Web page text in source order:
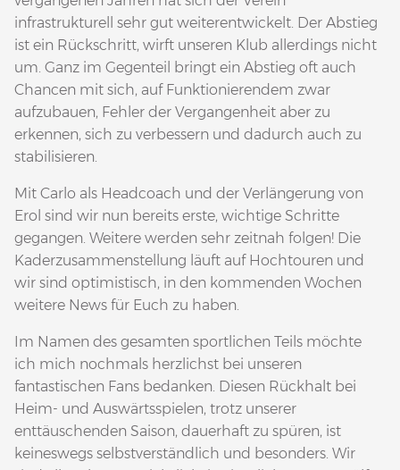
infrastrukturell sehr gut weiterentwickelt. Der Abstieg
ist ein Rückschritt, wirft unseren Klub allerdings nicht
um. Ganz im Gegenteil bringt ein Abstieg oft auch
Chancen mit sich, auf Funktionierendem zwar
aufzubauen, Fehler der Vergangenheit aber zu
erkennen, sich zu verbessern und dadurch auch zu
stabilisieren.
Mit Carlo als Headcoach und der Verlängerung von
Erol sind wir nun bereits erste, wichtige Schritte
gegangen. Weitere werden sehr zeitnah folgen! Die
Kaderzusammenstellung läuft auf Hochtouren und
wir sind optimistisch, in den kommenden Wochen
weitere News für Euch zu haben.
Im Namen des gesamten sportlichen Teils möchte
ich mich nochmals herzlichst bei unseren
fantastischen Fans bedanken. Diesen Rückhalt bei
Heim- und Auswärtsspielen, trotz unserer
enttäuschenden Saison, dauerhaft zu spüren, ist
keineswegs selbstverständlich und besonders. Wir